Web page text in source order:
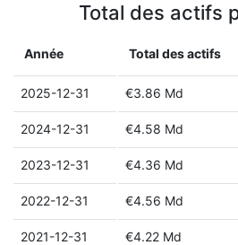
Total des actifs
Année Total des actifs
2025-12-31 €3.86 Md
2024-12-31 €4.58 Md
2023-12-31 €4.36 Md
2022-12-31 €4.56 Md
2021-12-31 €4.22 Md